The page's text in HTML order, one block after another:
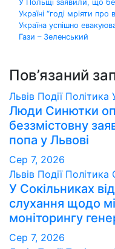
Навігація
записів
У Польщі заявили, що
Україні “годі мріяти
Україна успішно
Гази – Зеленський
Пов’язаний
Львів Події Політика
Люди Синютки
беззмістовну
попа у Львові
Сер 7, 2026
Львів Події Політика
У Сокільниках
слухання щодо
моніторингу
Сер 7, 2026